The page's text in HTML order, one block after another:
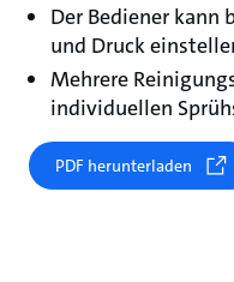
Der Bediener kann
und Druck
Mehrere
individuellen
PDF herunterladen